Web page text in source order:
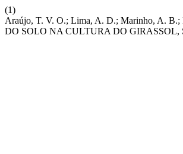
(1)
Araújo, T. V. O.; Lima, A. D.; Marinho, A.
DO SOLO NA CULTURA DO